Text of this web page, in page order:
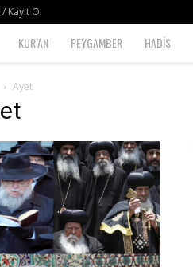
Kayıt Ol
KUR’AN PEYGAMBER HADİS
Ayet